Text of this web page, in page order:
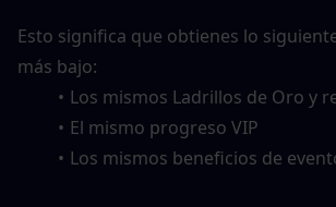
Esto significa que obtienes lo
más bajo:
Los mismos Ladrillos de Oro y
El mismo progreso VIP
Los mismos beneficios de